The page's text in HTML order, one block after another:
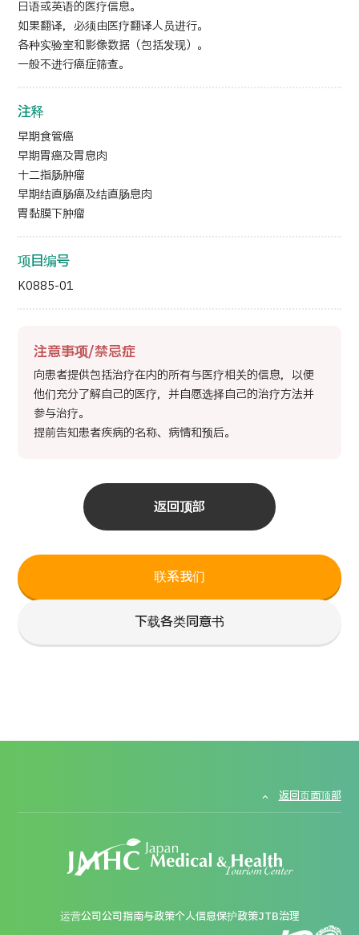
联系我们
下载各类同意书
日语或英语的医疗信息。
如果翻译，必须由医疗翻译人员进行。
各种实验室和影像数据（包括发现）。
一般不进行癌症筛查。
注释
早期食管癌
早期胃癌及胃息肉
十二指肠肿瘤
早期结直肠癌及结直肠息肉
胃黏膜下肿瘤
项目编号
K0885-01
注意事项/禁忌症
向患者提供包括治疗在内的所有与医疗相关的信息，以便
他们充分了解自己的医疗，并自愿选择自己的治疗方法并
参与治疗。
提前告知患者疾病的名称、病情和预后。
返回顶部
返回页面顶部
运营公司公司指南与政策个人信息保护政策JTB治理